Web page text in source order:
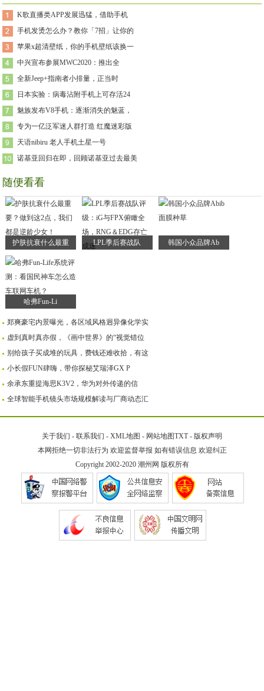
K歌直播类APP发展迅猛，借助手机
手机发烫怎么办？教你「7招」让你的
苹果x超清壁纸，你的手机壁纸该换一
中兴宣布参展MWC2020：推出全
全新Jeep+指南者小排量，正当时
日本实验：病毒沾附手机上可存活24
魅族发布V8手机：逐渐消失的魅蓝，
专为一亿泛军迷人群打造 红魔迷彩版
天语nibiru 老人手机土星一号
诺基亚回归在即，回顾诺基亚过去最美
随便看看
护肤抗衰什么最重 LPL季后赛战队 韩国小众品牌Ab
哈弗Fun-Li
郑爽豪宅内景曝光，各区域风格迥异像化学实
虚到真时真亦假，《画中世界》的“视觉错位
别给孩子买成堆的玩具，费钱还难收拾，有这
小长假FUN肆嗨，带你探秘艾瑞泽GX P
余承东重提海思K3V2，华为对外传递的信
全球智能手机镜头市场规模解读与厂商动态汇
关于我们 - 联系我们 - XML地图 - 网站地图TXT- 版权声明
本网拒绝一切非法行为 欢迎监督举报 如有错误信息 欢迎纠正
Copyright 2002-2020 潮州网 版权所有